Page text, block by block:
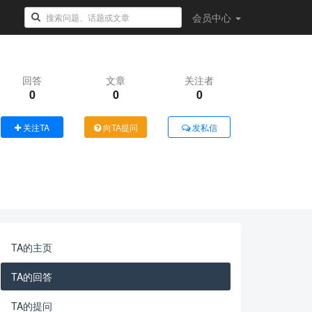
会员中心
回答
0
文章
0
关注者
0
关注TA 向TA提问 发私信
TA的主页
TA的回答
TA的提问